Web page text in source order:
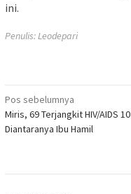
ini.
Penulis: Leodepari
Navigasi
pos
Pos sebelumnya
Miris, 69 Terjangkit HIV/AIDS 10
Diantaranya Ibu Hamil